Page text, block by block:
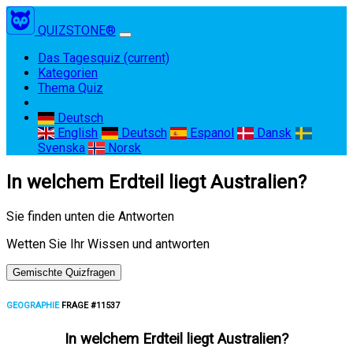
QUIZSTONE®
Das Tagesquiz (current)
Kategorien
Thema Quiz
Deutsch
English
Deutsch Espanol
Dansk
Svenska
Norsk
In welchem Erdteil liegt Australien?
Sie finden unten die Antworten
Wetten Sie Ihr Wissen und antworten
Gemischte Quizfragen
GEOGRAPHIEFRAGE #11537
In welchem Erdteil liegt Australien?